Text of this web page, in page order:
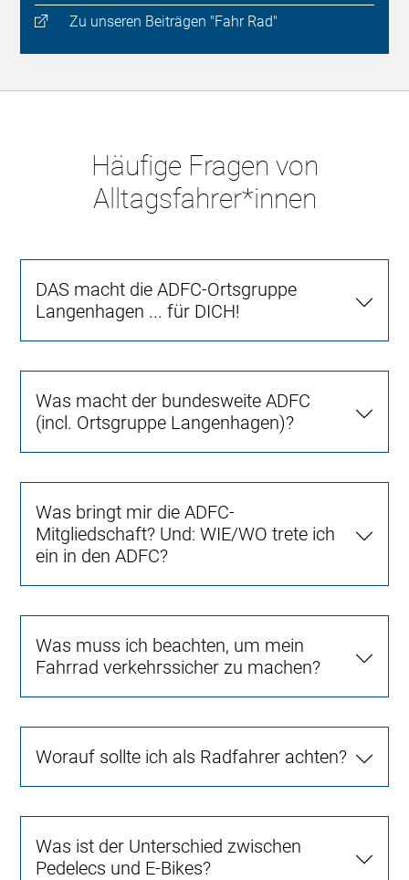
Zu unseren Beiträgen "Fahr Rad"
Häufige Fragen von
Alltagsfahrer*innen
DAS macht die ADFC-Ortsgruppe
Langenhagen ... für DICH!
Was macht der bundesweite ADFC
(incl. Ortsgruppe Langenhagen)?
Was bringt mir die ADFC-
Mitgliedschaft? Und: WIE/WO trete ich
ein in den ADFC?
Was muss ich beachten, um mein
Fahrrad verkehrssicher zu machen?
Worauf sollte ich als Radfahrer achten?
Was ist der Unterschied zwischen
Pedelecs und E-Bikes?